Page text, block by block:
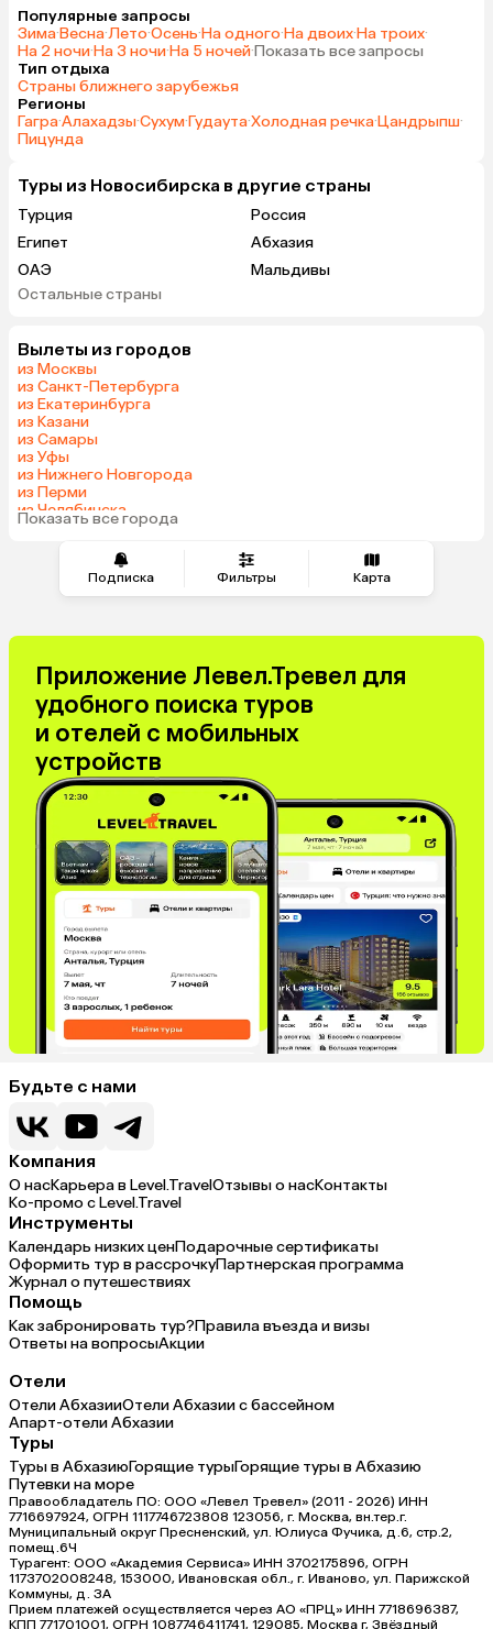
Подписка Фильтры Карта
Популярные запросы
Зима·Весна·Лето·Осень·На одного·На двоих·На троих·
На 2 ночи·На 3 ночи·На 5 ночей·Показать все запросы
Тип отдыха
Страны ближнего зарубежья
Регионы
Гагра·Алахадзы·Сухум·Гудаута·Холодная речка·Цандрыпш·
Пицунда
Туры из Новосибирска в другие страны
Турция
Россия
Египет
Абхазия
ОАЭ
Мальдивы
Гонконг
Остальные страны
Вылеты из городов
из Москвы
из Санкт-Петербурга
из Екатеринбурга
из Казани
из Самары
из Уфы
из Нижнего Новгорода
из Перми
из Челябинска
из Омска
Показать все города
Приложение Левел.Тревел для
удобного поиска туров
и отелей с мобильных
устройств
Будьте с нами
Компания
О насКарьера в Level.TravelОтзывы о насКонтакты
Ко-промо с Level.Travel
Инструменты
Календарь низких ценПодарочные сертификаты
Оформить тур в рассрочкуПартнерская программа
Журнал о путешествиях
Помощь
Как забронировать тур?Правила въезда и визы
Ответы на вопросыАкции
Отели
Отели АбхазииОтели Абхазии с бассейном
Апарт-отели Абхазии
Туры
Туры в АбхазиюГорящие турыГорящие туры в Абхазию
Путевки на море
Правообладатель ПО: ООО «Левел Тревел» (2011 - 2026) ИНН
7716697924, ОГРН 1117746723808 123056, г. Москва, вн.тер.г.
Муниципальный округ Пресненский, ул. Юлиуса Фучика, д.6, стр.2,
помещ.6Ч
Турагент: ООО «Академия Сервиса» ИНН 3702175896, ОГРН
1173702008248, 153000, Ивановская обл., г. Иваново, ул. Парижской
Коммуны, д. ЗА
Прием платежей осуществляется через АО «ПРЦ» ИНН 7718696387,
КПП 771701001, ОГРН 1087746411741, 129085, Москва г, Звёздный